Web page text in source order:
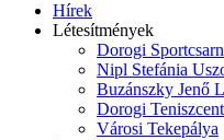
Hírek
Létesítmények
Dorogi
Nipl Stefánia
Buzánszky Jenő
Dorogi
Városi Tekepálya